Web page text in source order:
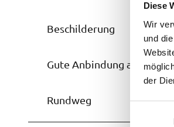
Diese
Wir
und
der
i
Beschilderung
Gute Anbindung an ÖPNV
Rundweg